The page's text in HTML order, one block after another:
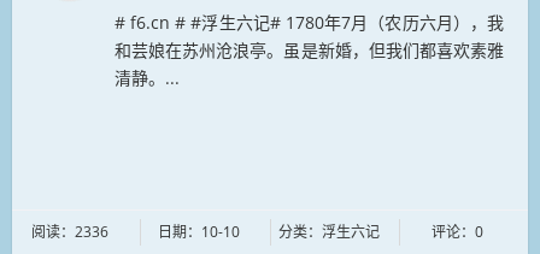
# f6.cn # #浮生六记# 1780年7月（农历六月），我
和芸娘在苏州沧浪亭。虽是新婚，但我们都喜欢素雅
清静。...
阅读：2336 日期：10-10 分类：浮生六记 评论：0